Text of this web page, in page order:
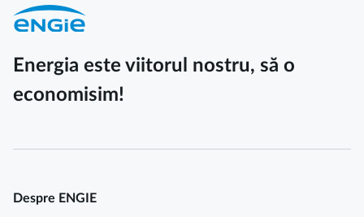
Energia este viitorul nostru, să o
economisim!
Despre ENGIE